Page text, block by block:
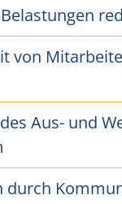
von
Aus- und
durch